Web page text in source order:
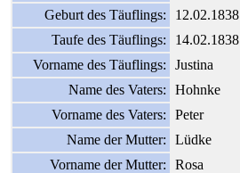
Geburt des Täuflings:
12.02.1838
Taufe des Täuflings:
14.02.1838
Vorname des Täuflings:
Justina
Name des Vaters:
Hohnke
Vorname des Vaters:
Peter
Name der Mutter:
Lüdke
Vorname der Mutter:
Rosa